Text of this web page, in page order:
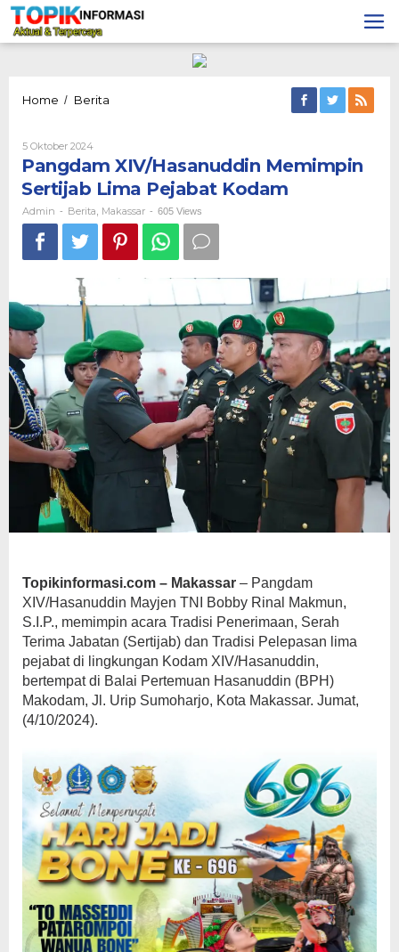
Lewati
konten
Home / Berita
Lima
Pejabat
Kodam
5 Oktober 2024Oleh
Admin
Pangdam XIV/Hasanuddin Memimpin
Sertijab Lima Pejabat Kodam
Admin - Berita Makassar - 605 Views
Topikinformasi.com – Makassar – Pangdam
XIV/Hasanuddin Mayjen TNI Bobby Rinal Makmun,
S.I.P., memimpin acara Tradisi Penerimaan, Serah
Terima Jabatan (Sertijab) dan Tradisi Pelepasan lima
pejabat di lingkungan Kodam XIV/Hasanuddin,
bertempat di Balai Pertemuan Hasanuddin (BPH)
Makodam, Jl. Urip Sumoharjo, Kota Makassar. Jumat,
(4/10/2024).